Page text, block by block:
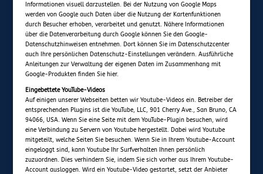
Informationen visuell darzustellen. Bei der Nutzung von Google Maps
werden von Google auch Daten über die Nutzung der Kartenfunktionen
durch Besucher erhoben, verarbeitet und genutzt. Nähere Informationen
über die Datenverarbeitung durch Google können Sie den Google-
Datenschutzhinweisen entnehmen. Dort können Sie im Datenschutzcenter
auch Ihre persönlichen Datenschutz-Einstellungen verändern. Ausführliche
Anleitungen zur Verwaltung der eigenen Daten im Zusammenhang mit
Google-Produkten finden Sie hier.
Eingebettete YouTube-Videos
Auf einigen unserer Webseiten betten wir Youtube-Videos ein. Betreiber der
entsprechenden Plugins ist die YouTube, LLC, 901 Cherry Ave., San Bruno, CA
94066, USA. Wenn Sie eine Seite mit dem YouTube-Plugin besuchen, wird
eine Verbindung zu Servern von Youtube hergestellt. Dabei wird Youtube
mitgeteilt, welche Seiten Sie besuchen. Wenn Sie in Ihrem Youtube-Account
eingeloggt sind, kann Youtube Ihr Surfverhalten Ihnen persönlich
zuzuordnen. Dies verhindern Sie, indem Sie sich vorher aus Ihrem Youtube-
Account ausloggen. Wird ein Youtube-Video gestartet, setzt der Anbieter